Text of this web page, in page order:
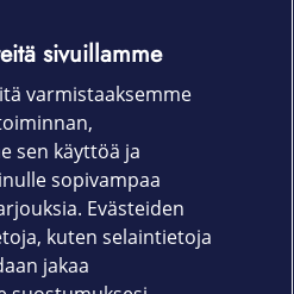
suoja näytölle
toimitetaan kaikki
sivuillamme
varmistaaksemme
sen käyttöä ja
sopivampaa
Evästeiden
kuten selaintietoja
jakaa